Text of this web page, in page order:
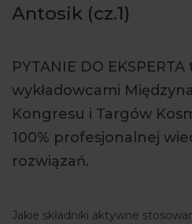
Antosik (cz.1)
PYTANIE DO
wykładowcami
Kongresu i Targów
100% profesjonalnej
rozwiązań.
Jakie składniki aktywne